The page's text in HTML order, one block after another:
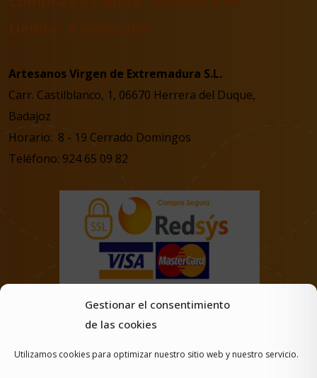
Gestionar el consentimiento
de las cookies
Utilizamos cookies para optimizar nuestro sitio web y nuestro servicio.
Artesanos Virgen de Extremadura S.L.
Carr. Castilblanco, 1, 06670 Herrera del Duque,
Badajoz
Horario: 8 - 19 Cerrado Domingos
Teléfono: 924 65 09 82